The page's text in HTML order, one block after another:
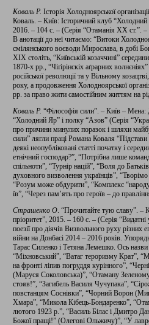
Коваль Р. Історія Холодноярської
Коваль. – Київ: Історичний клуб
2016. – 104 с. – (Серія “Отаманія ХХ ст.”.
В анотації до неї читаємо: “Витоки
смілянського воєводи Мирослава, в добі
ХIХ століть, “Київській козаччині”
1870-х рр., “Чіґірінскіх аґрарних
російської революції та у Вільному
року, а продовження Холодноярської
рр. за право жити самостійним життям на
Коваль Р. “Філософія сили”. – Київ – Мена:
“Холодний Яр” і полку “Азов” (Серія
про причини минулих поразок і шляхи
сили” лягли праці Романа Коваля “Підстави
деякі неопубліковані статті початку і
етнічний господар?”, “Потрібна лише
спільноти”, “Турнір націй”, “Воля до
духовного визволення українців”,
“Розум може обдурити”, “Комплекс
їв”, “Че­рез па­м’ять про ге­ро­їв – до
Страшенко О. “Прочитайте тую славу”. –
пріоритет”, 2015. – 160 с. – (Серія
поезії про діячів Визвольного руху різних
війни на Донбасі 2014 – 2016 років.
Тарас Силенко і Тетяна Лемешко. Ось
“Міхновський”, “Ватаг тероризму Крат”,
на фронті ліпив погруддя курінного”,
(Маруся Соколовська)”, “Отаману
стояв!”, “Загибель Василя Чучупака”,
повстанцям Соснівки”, “Чорний Ворон
Хмара”, “Микола Кібець-Бондаренко”,
лютого 1923 р.”, “Василь Білас і Дмитро
Божої пращі!” (Олегові Ольжичу)”, “У